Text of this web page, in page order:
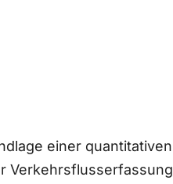
einer quantitativen
Verkehrsflusserfassung